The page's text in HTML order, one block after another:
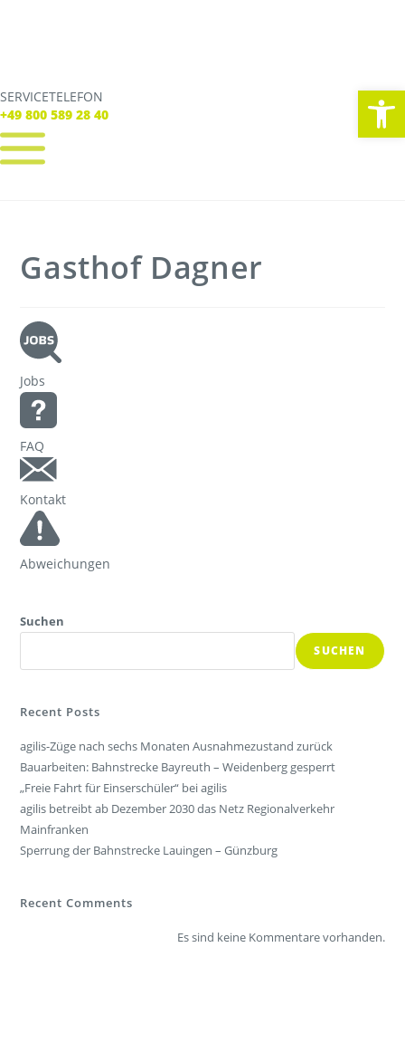
SERVICETELEFON
+49 800 589 28 40
SERVICE TELEFON
+49 800 589 28 40
Tickets
Freizeit
Gasthof Dagner
Jobs
FAQ
Kontakt
Abweichungen
Suchen
SUCHEN
Recent Posts
agilis-Züge nach sechs Monaten Ausnahmezustand zurück
Bauarbeiten: Bahnstrecke Bayreuth – Weidenberg gesperrt
„Freie Fahrt für Einserschüler“ bei agilis
agilis betreibt ab Dezember 2030 das Netz Regionalverkehr
Mainfranken
Sperrung der Bahnstrecke Lauingen – Günzburg
Recent Comments
Es sind keine Kommentare vorhanden.